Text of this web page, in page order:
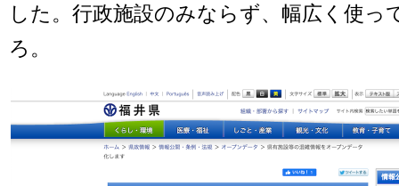
した。行政施設のみならず、幅広く使っ
ろ。